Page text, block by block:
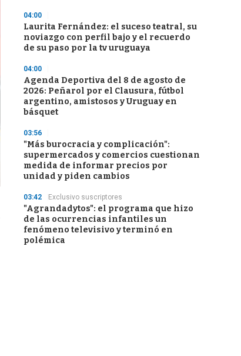
04:00
Laurita Fernández: el suceso teatral, su
noviazgo con perfil bajo y el recuerdo
de su paso por la tv uruguaya
04:00
Agenda Deportiva del 8 de agosto de
2026: Peñarol por el Clausura, fútbol
argentino, amistosos y Uruguay en
básquet
03:56
"Más burocracia y complicación":
supermercados y comercios cuestionan
medida de informar precios por
unidad y piden cambios
03:42 Exclusivo suscriptores
"Agrandadytos": el programa que hizo
de las ocurrencias infantiles un
fenómeno televisivo y terminó en
polémica